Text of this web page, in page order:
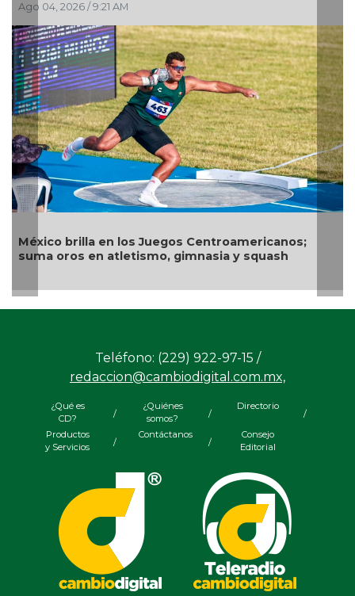
AM
en los Juegos Centroamericanos;
atletismo, gimnasia y squash
Alejandra
arqueros
Teléfono: (229) 922-97-15 /
redaccion@cambiodigital.com.mx,
¿Qué es
CD?
/
¿Quiénes
somos?
/
Directorio
/
Productos
y Servicios
/
Contáctanos
/
Consejo
Editorial